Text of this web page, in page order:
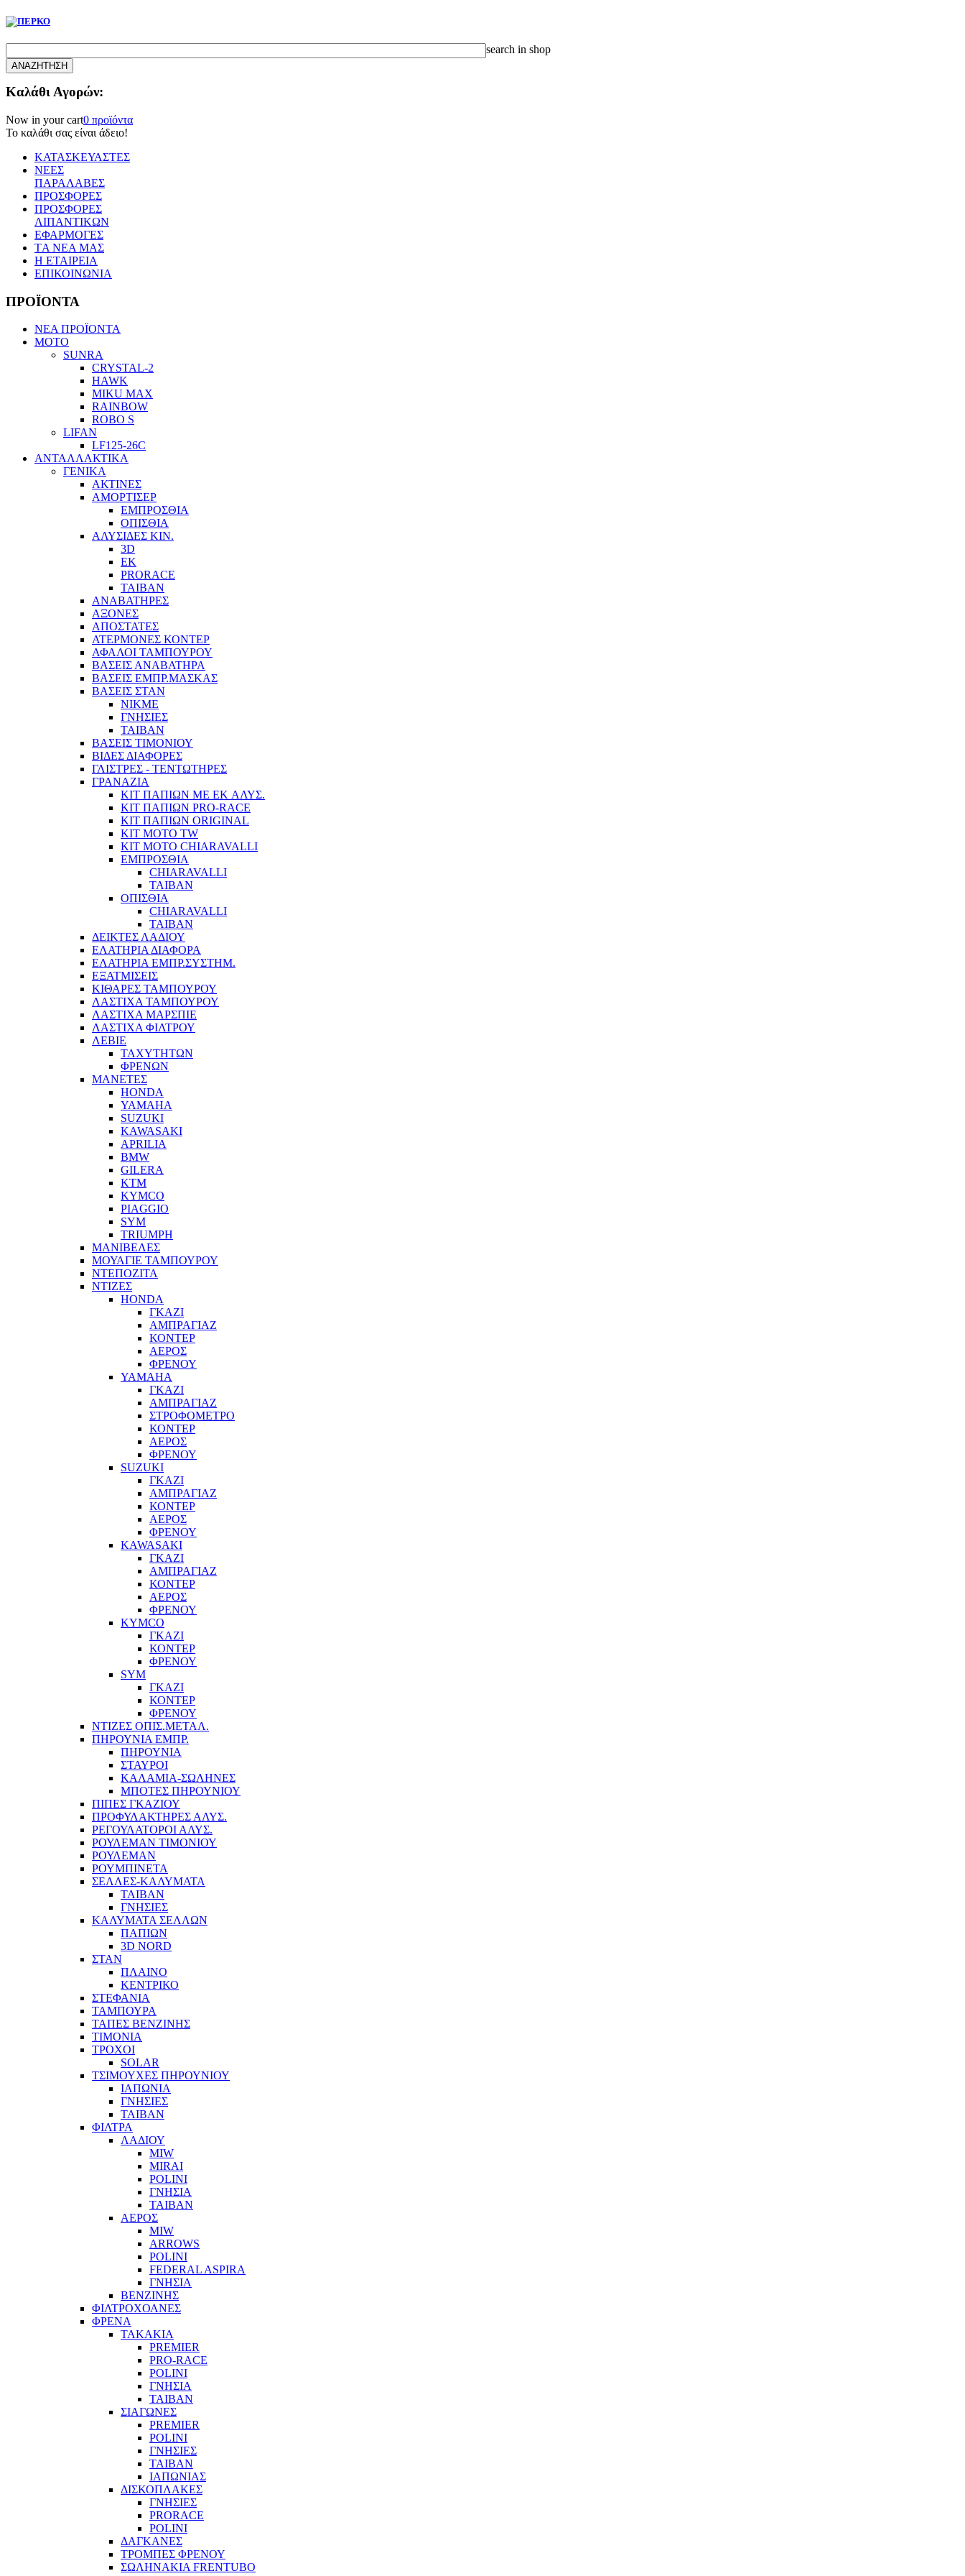
search in shop
Καλάθι Αγορών:
Now in your cart0 προϊόντα
Το καλάθι σας είναι άδειο!
ΚΑΤΑΣΚΕΥΑΣΤΕΣ
ΝΕΕΣ
ΠΑΡΑΛΑΒΕΣ
ΠΡΟΣΦΟΡΕΣ
ΠΡΟΣΦΟΡΕΣ
ΛΙΠΑΝΤΙΚΩΝ
ΕΦΑΡΜΟΓΕΣ
TΑ ΝΕΑ ΜΑΣ
Η ΕΤΑΙΡΕΙΑ
ΕΠΙΚΟΙΝΩΝΙΑ
ΠΡΟΪΟΝΤΑ
ΝΕΑ ΠΡΟΪΟΝΤΑ
ΜΟΤΟ
SUNRA
CRYSTAL-2
HAWK
MIKU MAX
RAINBOW
ROBO S
LIFAN
LF125-26C
ΑΝΤΑΛΛΑΚΤΙΚΑ
ΓΕΝΙΚΑ
ΑΚΤΙΝΕΣ
ΑΜΟΡΤΙΣΕΡ
ΕΜΠΡΟΣΘΙΑ
ΟΠΙΣΘΙΑ
ΑΛΥΣΙΔΕΣ ΚΙΝ.
3D
EK
PRORACE
ΤΑΙΒΑΝ
ΑΝΑΒΑΤΗΡΕΣ
ΑΞΟΝΕΣ
ΑΠΟΣΤΑΤΕΣ
ΑΤΕΡΜΟΝΕΣ ΚΟΝΤΕΡ
ΑΦΑΛΟΙ ΤΑΜΠΟΥΡΟΥ
ΒΑΣΕΙΣ ΑΝΑΒΑΤΗΡΑ
ΒΑΣΕΙΣ ΕΜΠΡ.ΜΑΣΚΑΣ
ΒΑΣΕΙΣ ΣΤΑΝ
ΝΙΚΜΕ
ΓΝΗΣΙΕΣ
ΤΑΙΒΑΝ
ΒΑΣΕΙΣ ΤΙΜΟΝΙΟΥ
ΒΙΔΕΣ ΔΙΑΦΟΡΕΣ
ΓΛΙΣΤΡΕΣ - ΤΕΝΤΩΤΗΡΕΣ
ΓΡΑΝΑΖΙΑ
ΚΙΤ ΠΑΠΙΩΝ ΜΕ EK ΑΛΥΣ.
ΚΙΤ ΠΑΠΙΩΝ PRO-RACE
ΚΙΤ ΠΑΠΙΩΝ ORIGINAL
KIT MOTO TW
ΚΙΤ MOTO CHIARAVALLI
ΕΜΠΡΟΣΘΙΑ
CHIARAVALLI
ΤΑΙΒΑΝ
ΟΠΙΣΘΙΑ
CHIARAVALLI
ΤΑΙΒΑΝ
ΔΕΙΚΤΕΣ ΛΑΔΙΟΥ
ΕΛΑΤΗΡΙΑ ΔΙΑΦΟΡΑ
ΕΛΑΤΗΡΙΑ ΕΜΠΡ.ΣΥΣΤΗΜ.
ΕΞΑΤΜΙΣΕΙΣ
ΚΙΘΑΡΕΣ ΤΑΜΠΟΥΡΟΥ
ΛΑΣΤΙΧΑ ΤΑΜΠΟΥΡΟΥ
ΛΑΣΤΙΧΑ ΜΑΡΣΠΙΕ
ΛΑΣΤΙΧΑ ΦΙΛΤΡΟΥ
ΛΕΒΙΕ
ΤΑΧΥΤΗΤΩΝ
ΦΡΕΝΩΝ
ΜΑΝΕΤΕΣ
HONDA
YAMAHA
SUZUKI
KAWASAKI
APRILIA
BMW
GILERA
KTM
KYMCO
PIAGGIO
SYM
TRIUMPH
ΜΑΝΙΒΕΛΕΣ
ΜΟΥΑΓΙΕ ΤΑΜΠΟΥΡΟΥ
ΝΤΕΠΟΖΙΤΑ
ΝΤΙΖΕΣ
HONDA
ΓΚΑΖΙ
ΑΜΠΡΑΓΙΑΖ
ΚΟΝΤΕΡ
ΑΕΡΟΣ
ΦΡΕΝΟΥ
YAMAHA
ΓΚΑΖΙ
ΑΜΠΡΑΓΙΑΖ
ΣΤΡΟΦΟΜΕΤΡΟ
ΚΟΝΤΕΡ
ΑΕΡΟΣ
ΦΡΕΝΟΥ
SUZUKI
ΓΚΑΖΙ
ΑΜΠΡΑΓΙΑΖ
ΚΟΝΤΕΡ
ΑΕΡΟΣ
ΦΡΕΝΟΥ
KAWASAKI
ΓΚΑΖΙ
ΑΜΠΡΑΓΙΑΖ
ΚΟΝΤΕΡ
ΑΕΡΟΣ
ΦΡΕΝΟΥ
KYMCO
ΓΚΑΖΙ
ΚΟΝΤΕΡ
ΦΡΕΝΟΥ
SYM
ΓΚΑΖΙ
ΚΟΝΤΕΡ
ΦΡΕΝΟΥ
ΝΤΙΖΕΣ ΟΠΙΣ.ΜΕΤΑΛ.
ΠΗΡΟΥΝΙΑ ΕΜΠΡ.
ΠΗΡΟΥΝΙΑ
ΣΤΑΥΡΟΙ
ΚΑΛΑΜΙΑ-ΣΩΛΗΝΕΣ
ΜΠΟΤΕΣ ΠΗΡΟΥΝΙΟΥ
ΠΙΠΕΣ ΓΚΑΖΙΟΥ
ΠΡΟΦΥΛΑΚΤΗΡΕΣ ΑΛΥΣ.
ΡΕΓΟΥΛΑΤΟΡΟΙ ΑΛΥΣ.
ΡΟΥΛΕΜΑΝ ΤΙΜΟΝΙΟΥ
ΡΟΥΛΕΜΑΝ
ΡΟΥΜΠΙΝΕΤΑ
ΣΕΛΛΕΣ-ΚΑΛΥΜΑΤΑ
ΤΑΙΒΑΝ
ΓΝΗΣΙΕΣ
ΚΑΛΥΜΑΤΑ ΣΕΛΛΩΝ
ΠΑΠΙΩΝ
3D NORD
ΣΤΑΝ
ΠΛΑΙΝΟ
ΚΕΝΤΡΙΚΟ
ΣΤΕΦΑΝΙΑ
ΤΑΜΠΟΥΡΑ
ΤΑΠΕΣ ΒΕΝΖΙΝΗΣ
ΤΙΜΟΝΙΑ
ΤΡΟΧΟΙ
SOLAR
ΤΣΙΜΟΥΧΕΣ ΠΗΡΟΥΝΙΟΥ
ΙΑΠΩΝΙΑ
ΓΝΗΣΙΕΣ
ΤΑΙΒΑΝ
ΦΙΛΤΡΑ
ΛΑΔΙΟΥ
MIW
MIRAI
POLINI
ΓΝΗΣΙΑ
ΤΑΙΒΑΝ
ΑΕΡΟΣ
MIW
ARROWS
POLINI
FEDERAL ASPIRA
ΓΝΗΣΙΑ
ΒΕΝΖΙΝΗΣ
ΦΙΛΤΡΟΧΟΑΝΕΣ
ΦΡΕΝΑ
ΤΑΚΑΚΙΑ
PREMIER
PRO-RACE
POLINI
ΓΝΗΣΙΑ
ΤΑΙΒΑΝ
ΣΙΑΓΩΝΕΣ
PREMIER
POLINI
ΓΝΗΣΙΕΣ
ΤΑΙΒΑΝ
ΙΑΠΩΝΙΑΣ
ΔΙΣΚΟΠΛΑΚΕΣ
ΓΝΗΣΙΕΣ
PRORACE
POLINI
ΔΑΓΚΑΝΕΣ
ΤΡΟΜΠΕΣ ΦΡΕΝΟΥ
ΣΩΛΗΝΑΚΙΑ FRENTUBO